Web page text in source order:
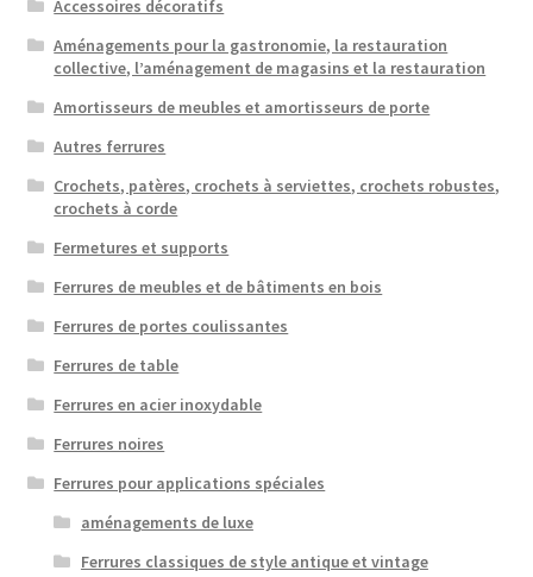
Accessoires décoratifs
Aménagements pour la gastronomie, la restauration
collective, l’aménagement de magasins et la restauration
Amortisseurs de meubles et amortisseurs de porte
Autres ferrures
Crochets, patères, crochets à serviettes, crochets robustes,
crochets à corde
Fermetures et supports
Ferrures de meubles et de bâtiments en bois
Ferrures de portes coulissantes
Ferrures de table
Ferrures en acier inoxydable
Ferrures noires
Ferrures pour applications spéciales
aménagements de luxe
Ferrures classiques de style antique et vintage